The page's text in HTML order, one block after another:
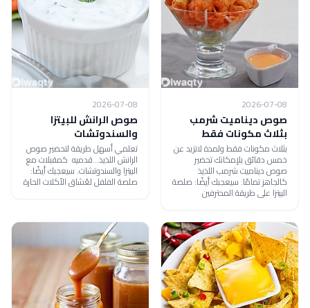
2026-07-08
صوص ديناميت شرمب
بثلاث مكونات فقط
بثلاث مكونات فقط ولمدة لاتزيد عن
خمس دقائق بلإمكانك تحضير
صوص ديناميت شرمب اللذيذ
كالجاهز تمامًا. سيعجبك أيضًا: صلصة
البيتزا على طريقة المحترفين
2026-07-08
صوص الرانش للبيتزا
والسندوتشات
تعلمي أسهل طريقة لتحضير صوص
الرانش اللذيذ...قدميه كمقبلات مع
البيتزا والسندوتشات. سيعجبك أيضًا:
صلصة الفلفل لعُشاق الأكلات الحارة